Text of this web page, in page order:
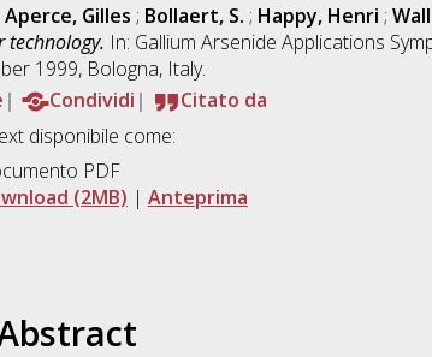
Aperce, Gilles ; Bollaert, S. ; Happy, Henri ;
technology. In: Gallium Arsenide Applications
1999, Bologna, Italy.
Condividi
Citato da
disponibile come:
PDF
(2MB) | Anteprima